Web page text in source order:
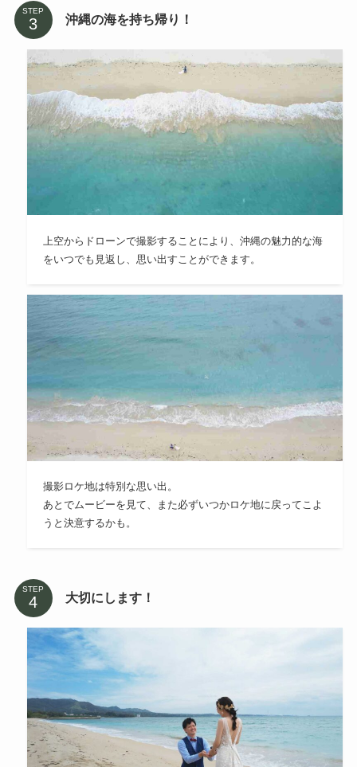
STEP
沖縄の海を持ち帰り！
上空からドローンで撮影することにより、沖縄の魅力的な海
をいつでも見返し、思い出すことができます。
撮影ロケ地は特別な思い出。
あとでムービーを見て、また必ずいつかロケ地に戻ってこよ
うと決意するかも。
STEP
大切にします！